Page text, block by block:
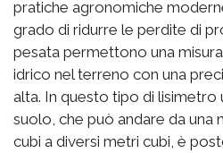
pratiche agronomiche
grado di ridurre le perdite di
pesata permettono una
idrico nel terreno con una
alta. In questo tipo di lisimetro
suolo, che può andare da una
cubi a diversi metri cubi, è